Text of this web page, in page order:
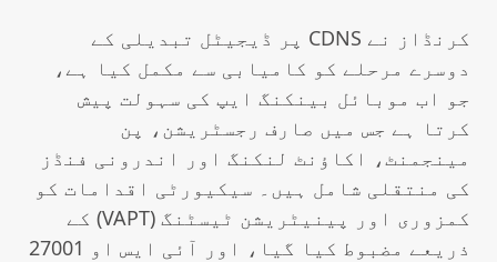
کرنڈاز نے CDNS پر ڈیجیٹل تبدیلی کے
دوسرے مرحلے کو کامیابی سے مکمل کیا ہے،
جو اب موبائل بینکنگ ایپ کی سہولت پیش
کرتا ہے جس میں صارف رجسٹریشن، پن
مینجمنٹ، اکاؤنٹ لنکنگ اور اندرونی فنڈز
کی منتقلی شامل ہیں۔ سیکیورٹی اقدامات کو
کمزوری اور پینیٹریشن ٹیسٹنگ (VAPT) کے
ذریعے مضبوط کیا گیا، اور آئی ایس او 27001